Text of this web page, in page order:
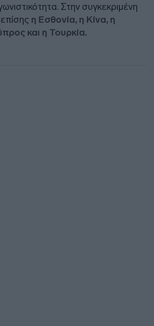
Στην συγκεκριμένη
η Εσθονία, η Κίνα, η
και η Τουρκία.